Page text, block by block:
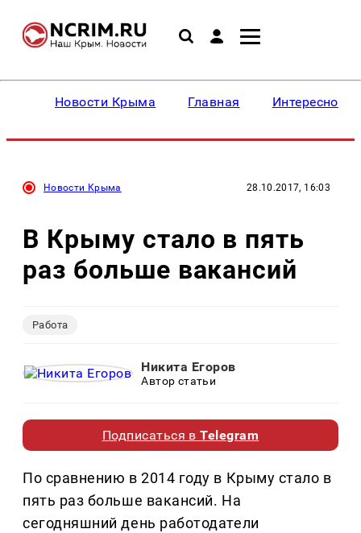
Новости Крыма Главная Интересное
Новости Крыма 28.10.2017, 16:03
В Крыму стало в пять
раз больше вакансий
Работа
Никита Егоров
Автор статьи
Подписаться вTelegram
По сравнению в 2014 году в Крыму стало в
пять раз больше вакансий. На
сегодняшний день работодатели